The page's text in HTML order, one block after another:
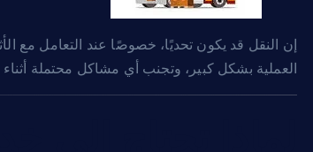
إن النقل قد يكون تحديًا، خصوصًا عند التعامل مع
العملية بشكل كبير، وتجنب أي مشاكل محتملة أثناء